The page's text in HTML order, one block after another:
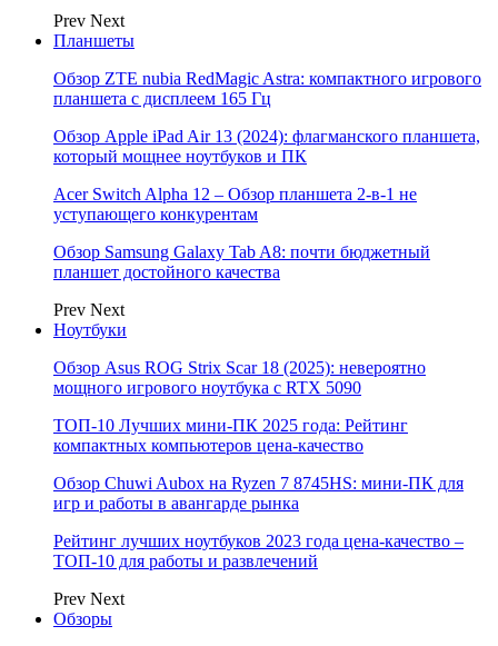
Prev Next
Планшеты
Обзор ZTE nubia RedMagic Astra: компактного игрового
планшета с дисплеем 165 Гц
Обзор Apple iPad Air 13 (2024): флагманского планшета,
который мощнее ноутбуков и ПК
Acer Switch Alpha 12 – Обзор планшета 2-в-1 не
уступающего конкурентам
Обзор Samsung Galaxy Tab A8: почти бюджетный
планшет достойного качества
Prev Next
Ноутбуки
Обзор Asus ROG Strix Scar 18 (2025): невероятно
мощного игрового ноутбука с RTX 5090
ТОП-10 Лучших мини-ПК 2025 года: Рейтинг
компактных компьютеров цена-качество
Обзор Chuwi Aubox на Ryzen 7 8745HS: мини-ПК для
игр и работы в авангарде рынка
Рейтинг лучших ноутбуков 2023 года цена-качество –
ТОП-10 для работы и развлечений
Prev Next
Обзоры